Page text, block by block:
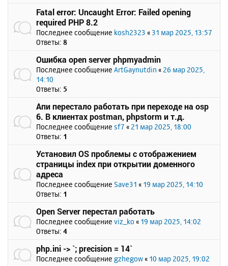
Fatal error: Uncaught Error: Failed opening
required PHP 8.2
Последнее сообщение kosh2323 « 31 мар 2025, 13:57
Ответы: 8
Ошибка open server phpmyadmin
Последнее сообщение ArtGaynutdin « 26 мар 2025,
14:10
Ответы: 5
Апи перестало работать при переходе на osp
6. В клиентах postman, phpstorm и т.д.
Последнее сообщение sf7 « 21 мар 2025, 18:00
Ответы: 1
Установил OS проблемы с отображением
страницы index при открытии доменного
адреса
Последнее сообщение Save31 « 19 мар 2025, 14:10
Ответы: 1
Open Server перестал работать
Последнее сообщение viz_ko « 19 мар 2025, 14:02
Ответы: 4
php.ini -> `; precision = 14`
Последнее сообщение gzhegow « 10 мар 2025, 19:02